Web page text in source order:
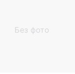
Без фото